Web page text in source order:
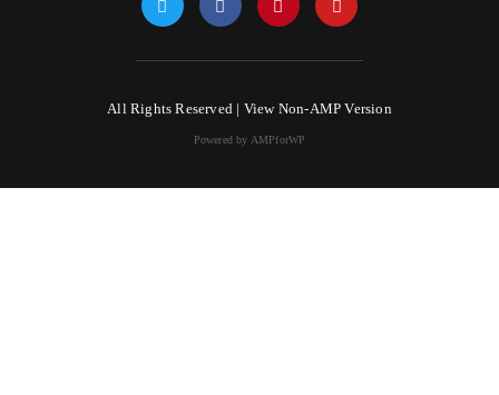
All Rights Reserved | View Non-AMP Version
Powered by AMPforWP